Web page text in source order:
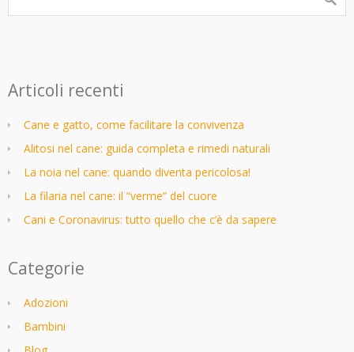
Articoli recenti
Cane e gatto, come facilitare la convivenza
Alitosi nel cane: guida completa e rimedi naturali
La noia nel cane: quando diventa pericolosa!
La filaria nel cane: il “verme” del cuore
Cani e Coronavirus: tutto quello che c’è da sapere
Categorie
Adozioni
Bambini